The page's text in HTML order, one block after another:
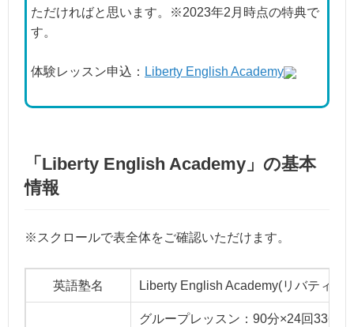
ただければと思います。※2023年2月時点の特典で
す。
体験レッスン申込： Liberty English Academy
「Liberty English Academy」の基本
情報
※スクロールで表全体をご確認いただけます。
英語塾名 Liberty English Academy(リバティイ
グループレッスン：90分×24回